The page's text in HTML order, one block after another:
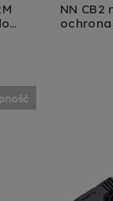
NN